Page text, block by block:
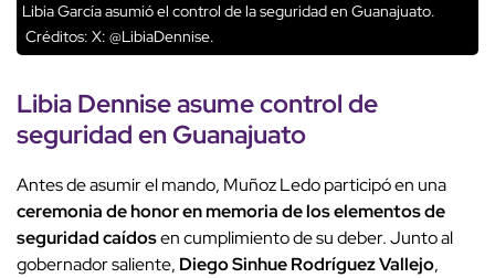
Libia García asumió el control de la seguridad en Guanajuato.
Créditos: X: @LibiaDennise.
Libia Dennise asume control de
seguridad en Guanajuato
Antes de asumir el mando, Muñoz Ledo participó en una
ceremonia de honor en memoria de los elementos de
seguridad caídosen cumplimiento de su deber. Junto al
gobernador saliente, Diego Sinhue Rodríguez Vallejo,